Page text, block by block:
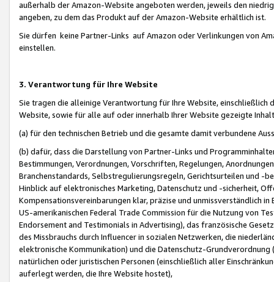
außerhalb der Amazon-Website angeboten werden, jeweils den
angeben, zu dem das Produkt auf der Amazon-Website erhältlich ist.
Sie dürfen keine Partner-Links auf Amazon oder Verlinkungen von
einstellen.
3. Verantwortung für Ihre Website
Sie tragen die alleinige Verantwortung für Ihre Website,
Website, sowie für alle auf oder innerhalb Ihrer Website gezeigte
(a) für den technischen Betrieb und die gesamte damit verbundene
(b) dafür, dass die Darstellung von Partner-Links und
Bestimmungen, Verordnungen, Vorschriften, Regelungen,
Branchenstandards, Selbstregulierungsregeln, Gerichtsurteilen und -
Hinblick auf elektronisches Marketing, Datenschutz und -sicherheit,
Kompensationsvereinbarungen klar, präzise und unmissverständlich
US-amerikanischen Federal Trade Commission für die Nutzung von
Endorsement and Testimonials in Advertising), das französische
des Missbrauchs durch Influencer in sozialen Netzwerken, die
elektronische Kommunikation) und die Datenschutz-
natürlichen oder juristischen Personen (einschließlich aller
auferlegt werden, die Ihre Website hostet),